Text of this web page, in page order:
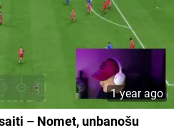
1 year ago
– Nomet, unbanošu